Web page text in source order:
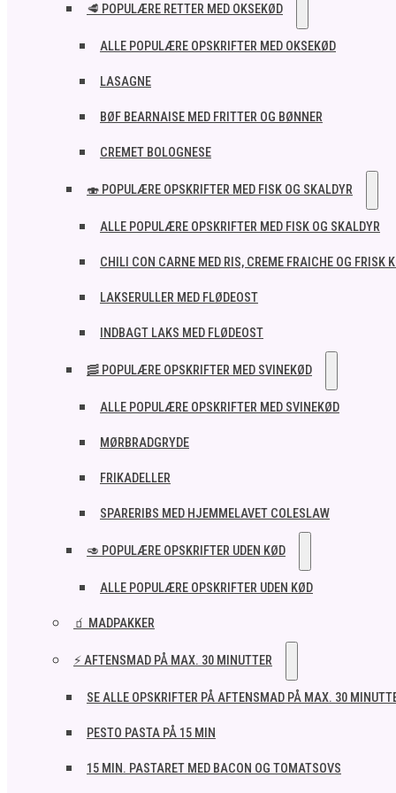
🥩 POPULÆRE RETTER MED OKSEKØD
ALLE POPULÆRE OPSKRIFTER MED OKSEKØD
LASAGNE
BØF BEARNAISE MED FRITTER OG BØNNER
CREMET BOLOGNESE
🍣 POPULÆRE OPSKRIFTER MED FISK OG SKALDYR
ALLE POPULÆRE OPSKRIFTER MED FISK OG SKALDYR
CHILI CON CARNE MED RIS, CREME FRAICHE OG FRISK
LAKSERULLER MED FLØDEOST
INDBAGT LAKS MED FLØDEOST
🥓 POPULÆRE OPSKRIFTER MED SVINEKØD
ALLE POPULÆRE OPSKRIFTER MED SVINEKØD
MØRBRADGRYDE
FRIKADELLER
SPARERIBS MED HJEMMELAVET COLESLAW
🥑 POPULÆRE OPSKRIFTER UDEN KØD
ALLE POPULÆRE OPSKRIFTER UDEN KØD
🧃 MADPAKKER
⚡ AFTENSMAD PÅ MAX. 30 MINUTTER
SE ALLE OPSKRIFTER PÅ AFTENSMAD PÅ MAX. 30
PESTO PASTA PÅ 15 MIN
15 MIN. PASTARET MED BACON OG TOMATSOVS